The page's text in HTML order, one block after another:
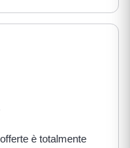
è totalmente